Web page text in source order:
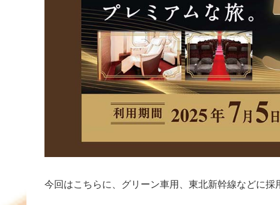
今回はこちらに、グリーン車用、東北新幹線などに採